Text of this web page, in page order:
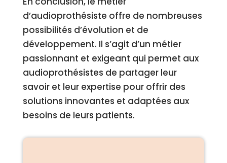
d’audioprothésiste offre de nombreuses
possibilités d’évolution et de
développement. Il s’agit d’un métier
passionnant et exigeant qui permet aux
audioprothésistes de partager leur
savoir et leur expertise pour offrir des
solutions innovantes et adaptées aux
besoins de leurs patients.